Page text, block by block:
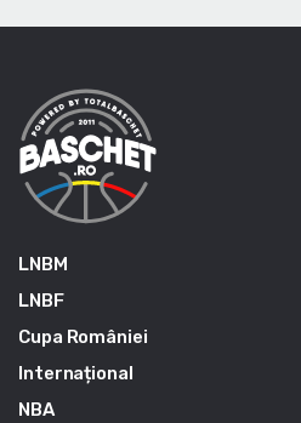
LNBM
LNBF
Cupa României
Internațional
NBA